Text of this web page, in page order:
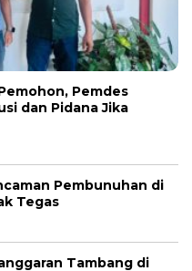
Pemdes
dan Pidana Jika
Pembunuhan di
Tegas
Tambang di